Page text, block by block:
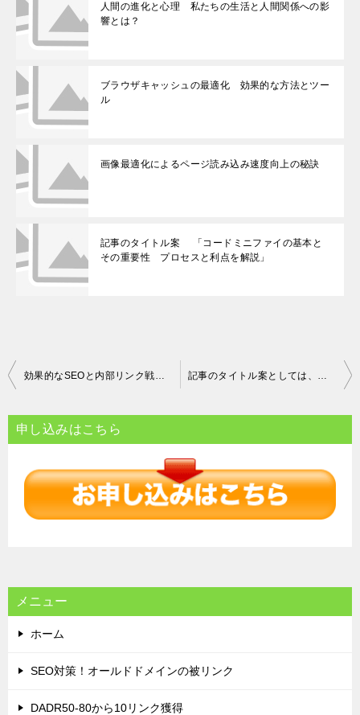
人間の進化と心理 私たちの生活と人間関係への影
響とは？
ブラウザキャッシュの最適化 効果的な方法とツー
ル
画像最適化によるページ読み込み速度向上の秘訣
記事のタイトル案 「コードミニファイの基本と
その重要性 プロセスと利点を解説」
投
ナ
効果的なSEOと内部リンク戦略でサイトランキングを劇的に向上させる方法 記事のタイトル案としては、「多様なデバイスで快適な閲覧を実現する方法 レスポンシブデザインの重要性と実装方法」が考えられます。
申し込みはこちら
メニュー
ホーム
SEO対策！オールドドメインの被リンク
DADR50-80から10リンク獲得